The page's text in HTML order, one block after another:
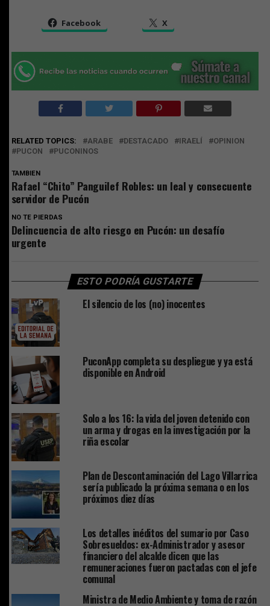
Facebook X
RELATED TOPICS: ARABE DESTACADO IRAELÍ
OPINION
PUCON
PUCONINOS
TAMBIEN
Rafael “Chito” Panguilef Robles: un leal y consecuente
servidor de Pucón
NO TE PIERDAS
Delincuencia de alto riesgo en Pucón: un desafío
urgente
ESTO PODRÍA GUSTARTE
El silencio de los (no) inocentes
PuconApp completa su despliegue y ya está
disponible en Android
Solo a los 16: la vida del joven detenido con
un arma y drogas en la investigación por la
riña escolar
Plan de Descontaminación del Lago Villarrica
sería publicado la próxima semana o en los
próximos diez días
Los detalles inéditos del sumario por Caso
Sobresueldos: ex-Administrador y asesor
financiero del alcalde dicen que las
remuneraciones fueron pactadas con el jefe
comunal
Ministra de Medio Ambiente y toma de razón